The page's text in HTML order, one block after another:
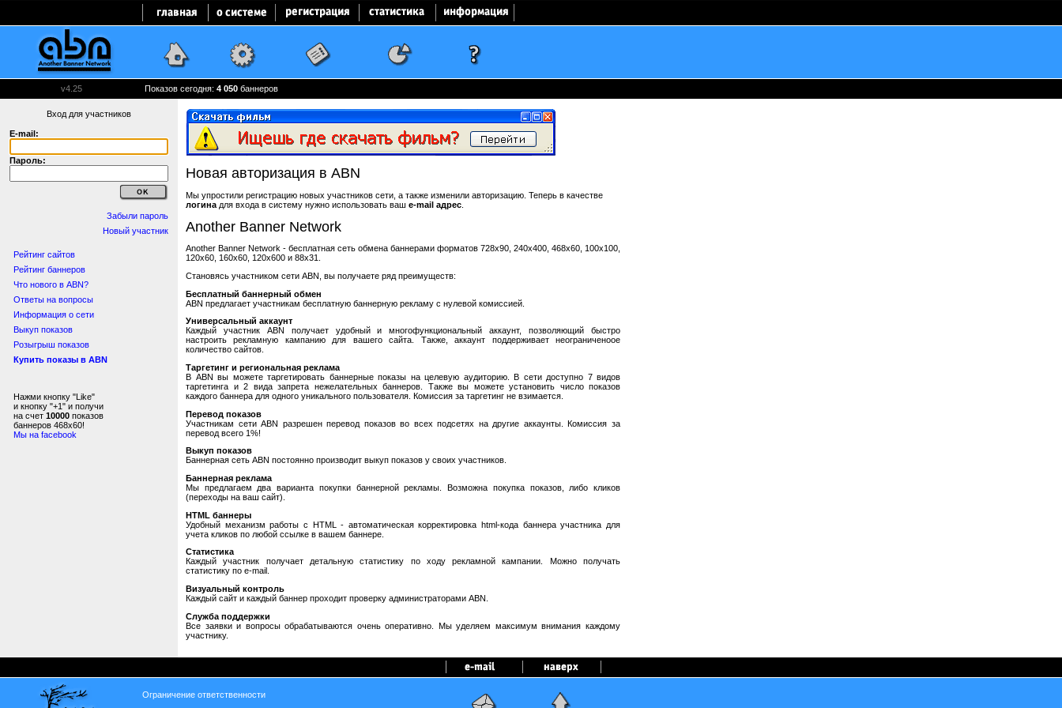
v4.25 Показов сегодня: 4 050 баннеров
Вход для участников
E-mail:
Пароль:
Забыли пароль
Новый участник
Рейтинг сайтов
Рейтинг баннеров
Что нового в ABN?
Ответы на вопросы
Информация о сети
Выкуп показов
Розыгрыш показов
Купить показы в ABN
Нажми кнопку "Like"
и кнопку "+1" и получи
на счет 10000 показов
баннеров 468x60!
Мы на facebook
Новая авторизация в ABN
Мы упростили регистрацию новых участников сети, а также изменили авторизацию. Теперь в качестве
логина для входа в систему нужно использовать ваш e-mail адрес
Another Banner Network
Another Banner Network - бесплатная сеть обмена баннерами форматов 728x90, 240x400, 468x60, 100x100,
120x60, 160x60, 120x600 и 88x31.
Становясь участником сети ABN, вы получаете ряд преимуществ:
Бесплатный баннерный обмен
ABN предлагает участникам бесплатную баннерную рекламу с нулевой комиссией.
Универсальный аккаунт
Каждый участник ABN получает удобный и многофункциональный аккаунт, позволяющий быстро
настроить рекламную кампанию для вашего сайта. Также, аккаунт поддерживает неограниченоое
количество сайтов.
Таргетинг и региональная реклама
В ABN вы можете таргетировать баннерные показы на целевую аудиторию. В сети доступно 7 видов
таргетинга и 2 вида запрета нежелательных баннеров. Также вы можете установить число показов
каждого баннера для одного уникального пользователя. Комиссия за таргетинг не взимается.
Перевод показов
Участникам сети ABN разрешен перевод показов во всех подсетях на другие аккаунты. Комиссия за
перевод всего 1%!
Выкуп показов
Баннерная сеть ABN постоянно производит выкуп показов у своих участников.
Баннерная реклама
Мы предлагаем два варианта покупки баннерной рекламы. Возможна покупка показов, либо кликов
(переходы на ваш сайт).
HTML баннеры
Удобный механизм работы с HTML - автоматическая корректировка html-кода баннера участника для
учета кликов по любой ссылке в вашем баннере.
Статистика
Каждый участник получает детальную статистику по ходу рекламной кампании. Можно получать
статистику по e-mail.
Визуальный контроль
Каждый сайт и каждый баннер проходит проверку администраторами ABN.
Служба поддержки
Все заявки и вопросы обрабатываются очень оперативно. Мы уделяем максимум внимания каждому
участнику.
Ограничение ответственности